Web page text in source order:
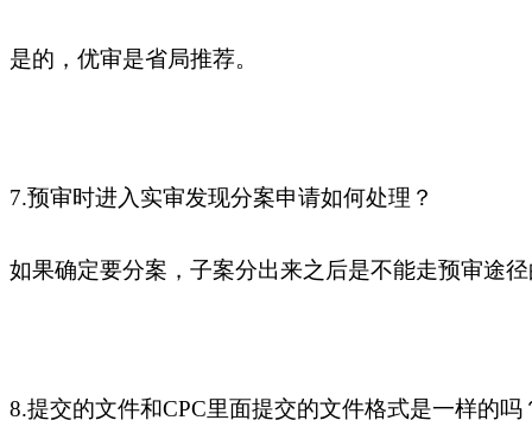
是的，优审是省局推荐。
7.预审时进入实审发现分案申请如何处理？
如果确定要分案，子案分出来之后是不能走预审途
8.提交的文件和CPC里面提交的文件格式是一样的吗